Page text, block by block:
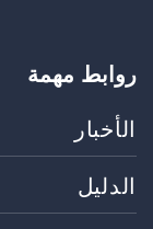
روابط مهمة
الأخبار
الدليل